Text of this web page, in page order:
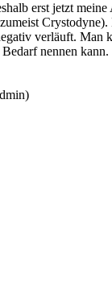
erst jetzt
verläuft. Man
nennen kann.